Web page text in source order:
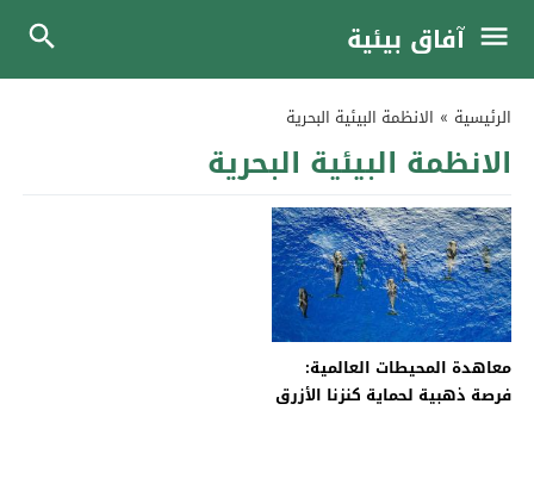
آفاق بيئية
الرئيسية » الانظمة البيئية البحرية
الانظمة البيئية البحرية
معاهدة المحيطات العالمية:
فرصة ذهبية لحماية كنزنا الأزرق